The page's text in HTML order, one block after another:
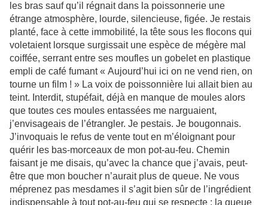
les bras sauf qu’il régnait dans la poissonnerie une
étrange atmosphère, lourde, silencieuse, figée. Je restais
planté, face à cette immobilité, la tête sous les flocons qui
voletaient lorsque surgissait une espèce de mégère mal
coiffée, serrant entre ses moufles un gobelet en plastique
empli de café fumant « Aujourd’hui ici on ne vend rien, on
tourne un film ! » La voix de poissonnière lui allait bien au
teint. Interdit, stupéfait, déjà en manque de moules alors
que toutes ces moules entassées me narguaient,
j’envisageais de l’étrangler. Je pestais. Je bougonnais.
J’invoquais le refus de vente tout en m’éloignant pour
quérir les bas-morceaux de mon pot-au-feu. Chemin
faisant je me disais, qu’avec la chance que j’avais, peut-
être que mon boucher n’aurait plus de queue. Ne vous
méprenez pas mesdames il s’agit bien sûr de l’ingrédient
indispensable à tout pot-au-feu qui se respecte : la queue